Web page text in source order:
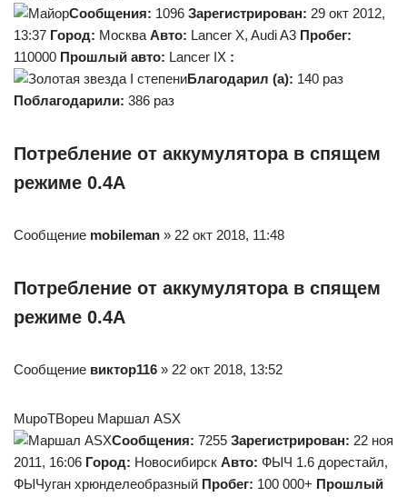
Сообщения: 1096 Зарегистрирован: 29 окт 2012,
13:37 Город: Москва Авто: Lancer X, Audi A3 Пробег:
110000 Прошлый авто: Lancer IX :
Благодарил (а): 140 раз
Поблагодарили: 386 раз
Потребление от аккумулятора в спящем
режиме 0.4А
Сообщение mobileman » 22 окт 2018, 11:48
Потребление от аккумулятора в спящем
режиме 0.4А
Сообщение виктор116 » 22 окт 2018, 13:52
MupoTBopeu Маршал ASX
Сообщения: 7255 Зарегистрирован: 22 ноя
2011, 16:06 Город: Новосибирск Авто: ФЫЧ 1.6 дорестайл,
ФЫЧуган хрюнделеобразный Пробег: 100 000+ Прошлый